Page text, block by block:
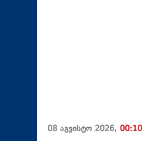
08 აგვისტო 2026, 00:10